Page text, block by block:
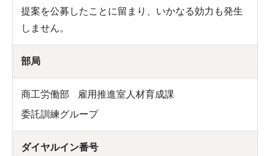
提案を公募したことに留まり、いかなる効力も発生
しません。
部局
商工労働部
雇用推進室人材育成課
委託訓練グループ
ダイヤルイン番号